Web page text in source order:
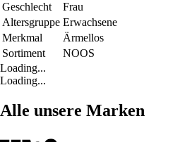
Geschlecht
Frau
Altersgruppe Erwachsene
Merkmal
Ärmellos
Sortiment
NOOS
Loading...
Loading...
Alle unsere Marken